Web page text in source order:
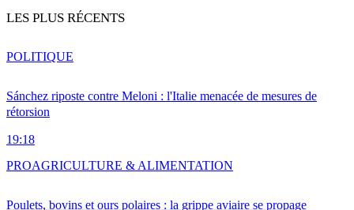
LES PLUS RÉCENTS
Sánchez riposte contre Meloni : l'Italie menacée de mesures de
rétorsion
19:18
POLITIQUE
Poulets, bovins et ours polaires : la grippe aviaire se propage
PROAGRICULTURE & ALIMENTATION